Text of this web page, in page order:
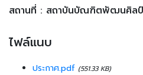
สถานที่ : สถาบันบัณฑิตพัฒนศิลป์
ไฟล์แนบ
ประกาศ.pdf (551.33 KB)